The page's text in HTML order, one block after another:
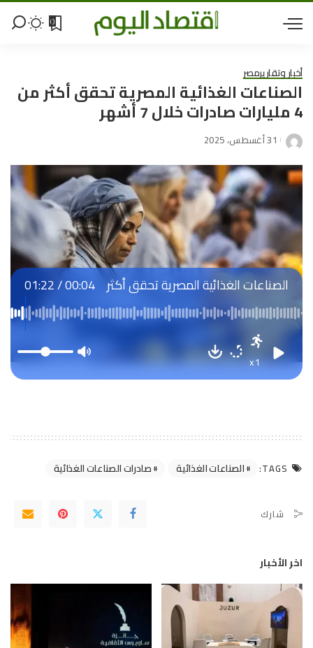
0
أخبار وتقاريرمصر
الصناعات الغذائية المصرية تحقق أكثر من
4 مليارات صادرات خلال 7 أشهر
31 أغسطس، 2025
الصناعات الغذائية المصرية تحقق أكثر
من 4 مليارات صادرات خلال 7 أشهر
00:04
/
01:22
x1
TAGS: الصناعات الغذائية صادرات الصناعات الغذائية
شارك
اخر الأخبار